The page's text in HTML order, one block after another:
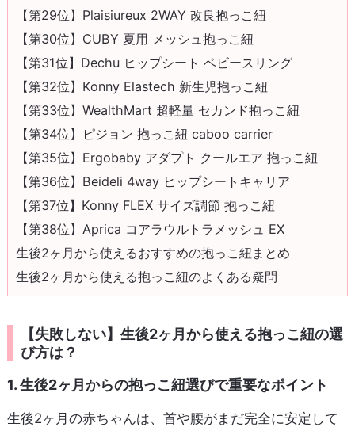
【第29位】Plaisiureux 2WAY 改良抱っこ紐
【第30位】CUBY 夏用 メッシュ抱っこ紐
【第31位】Dechu ヒップシート ベビースリング
【第32位】Konny Elastech 新生児抱っこ紐
【第33位】WealthMart 超軽量 セカンド抱っこ紐
【第34位】ピジョン 抱っこ紐 caboo carrier
【第35位】Ergobaby アダプト クールエア 抱っこ紐
【第36位】Beideli 4way ヒップシートキャリア
【第37位】Konny FLEX サイズ調節 抱っこ紐
【第38位】Aprica コアラウルトラメッシュ EX
生後2ヶ月から使えるおすすめの抱っこ紐まとめ
生後2ヶ月から使える抱っこ紐のよくある疑問
【失敗しない】生後2ヶ月から使える抱っこ紐の選
び方は？
1. 生後2ヶ月からの抱っこ紐選びで重要なポイント
生後2ヶ月の赤ちゃんは、首や腰がまだ完全に安定して